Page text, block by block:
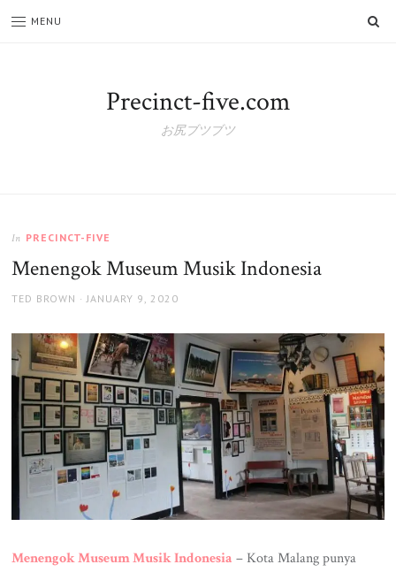
MENU
Precinct-five.com
お尻ブツブツ
In PRECINCT-FIVE
Menengok Museum Musik Indonesia
AUTHOR
TED BROWN
POSTED
JANUARY 9, 2020
Menengok Museum Musik Indonesia – Kota Malang punya